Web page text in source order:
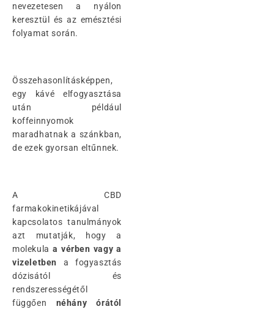
nevezetesen a nyálon
keresztül és az emésztési
folyamat során.
Összehasonlításképpen,
egy kávé elfogyasztása
után például
koffeinnyomok
maradhatnak a szánkban,
de ezek gyorsan eltűnnek.
A CBD
farmakokinetikájával
kapcsolatos tanulmányok
azt mutatják, hogy a
molekulaa vérben vagy a
vizeletben
a fogyasztás
dózisától és
rendszerességétől
függően néhány órától